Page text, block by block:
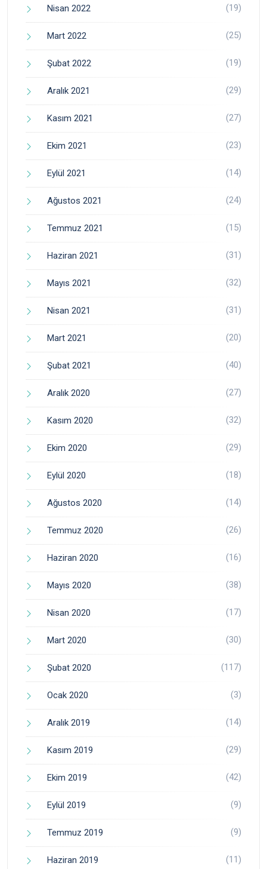
Nisan 2022 (19)
Mart 2022 (25)
Şubat 2022 (19)
Aralık 2021 (29)
Kasım 2021 (27)
Ekim 2021 (23)
Eylül 2021 (14)
Ağustos 2021 (24)
Temmuz 2021 (15)
Haziran 2021 (31)
Mayıs 2021 (32)
Nisan 2021 (31)
Mart 2021 (20)
Şubat 2021 (40)
Aralık 2020 (27)
Kasım 2020 (32)
Ekim 2020 (29)
Eylül 2020 (18)
Ağustos 2020 (14)
Temmuz 2020 (26)
Haziran 2020 (16)
Mayıs 2020 (38)
Nisan 2020 (17)
Mart 2020 (30)
Şubat 2020 (117)
Ocak 2020 (3)
Aralık 2019 (14)
Kasım 2019 (29)
Ekim 2019 (42)
Eylül 2019 (9)
Temmuz 2019 (9)
Haziran 2019 (11)